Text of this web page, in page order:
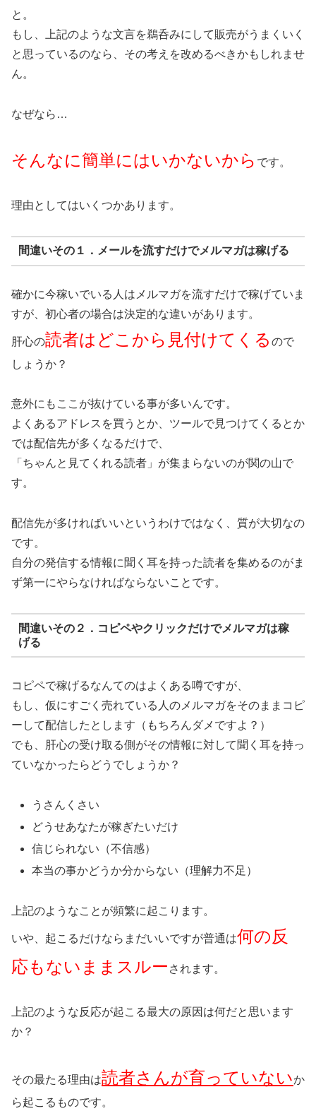
と。
もし、上記のような文言を鵜呑みにして販売がうまくいく
と思っているのなら、その考えを改めるべきかもしれませ
ん。
なぜなら…
そんなに簡単にはいかないから です。
理由としてはいくつかあります。
間違いその１．メールを流すだけでメルマガは稼げる
確かに今稼いでいる人はメルマガを流すだけで稼げていま
すが、初心者の場合は決定的な違いがあります。
肝心の読者はどこから見付けてくる ので
しょうか？
意外にもここが抜けている事が多いんです。
よくあるアドレスを買うとか、ツールで見つけてくるとか
では配信先が多くなるだけで、
「ちゃんと見てくれる読者」が集まらないのが関の山で
す。
配信先が多ければいいというわけではなく、質が大切なの
です。
自分の発信する情報に聞く耳を持った読者を集めるのがま
ず第一にやらなければならないことです。
間違いその２．コピペやクリックだけでメルマガは稼
げる
コピペで稼げるなんてのはよくある噂ですが、
もし、仮にすごく売れている人のメルマガをそのままコピ
ーして配信したとします（もちろんダメですよ？）
でも、肝心の受け取る側がその情報に対して聞く耳を持っ
ていなかったらどうでしょうか？
うさんくさい
どうせあなたが稼ぎたいだけ
信じられない（不信感）
本当の事かどうか分からない（理解力不足）
上記のようなことが頻繁に起こります。
いや、起こるだけならまだいいですが普通は何の反
応もないままスルー されます。
上記のような反応が起こる最大の原因は何だと思います
か？
その最たる理由は読者さんが育っていないか
ら起こるものです。